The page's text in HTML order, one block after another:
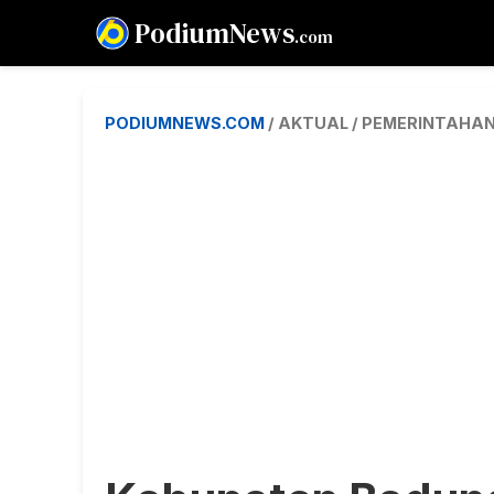
PodiumNews.com
PODIUMNEWS.COM / AKTUAL /